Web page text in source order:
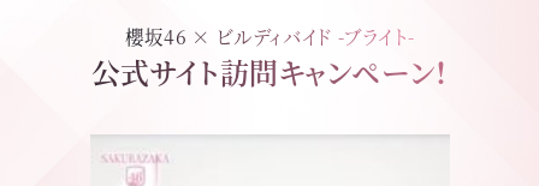
櫻坂46 × ビルディバイド -ブライト-
公式サイト訪問キャンペーン！